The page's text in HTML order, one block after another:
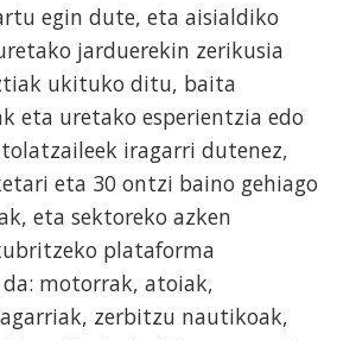
egin dute, eta aisialdiko
jarduerekin zerikusia
ukituko ditu, baita
eta uretako esperientzia edo
iragarri dutenez,
eta 30 ontzi baino gehiago
eta sektoreko azken
plataforma
motorrak, atoiak,
zerbitzu nautikoak,